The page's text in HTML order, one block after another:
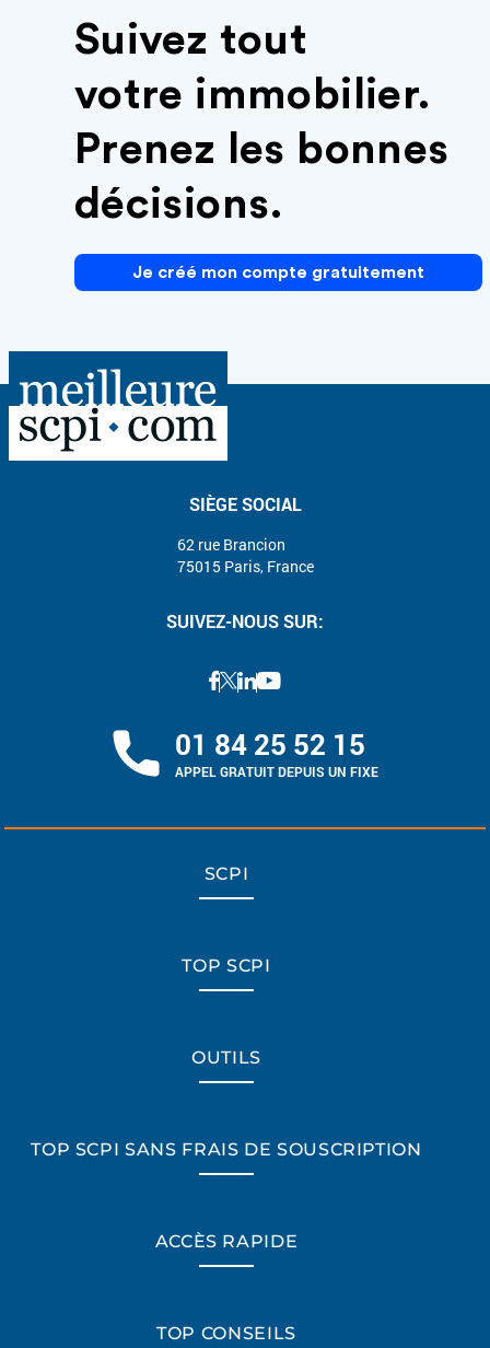
Suivez tout
votre immobilier.
Prenez les bonnes
décisions.
Je créé mon compte gratuitement
SIÈGE SOCIAL
62 rue Brancion
75015 Paris, France
SUIVEZ-NOUS SUR:
01 84 25 52 15
APPEL GRATUIT DEPUIS UN FIXE
SCPI
TOP SCPI
OUTILS
TOP SCPI SANS FRAIS DE SOUSCRIPTION
ACCÈS RAPIDE
TOP CONSEILS